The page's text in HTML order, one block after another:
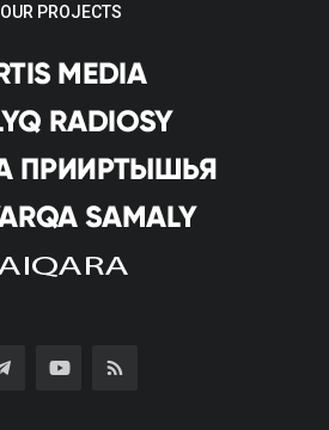
OUR PROJECTS